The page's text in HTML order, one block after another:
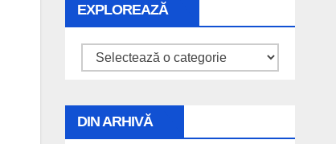
EXPLOREAZĂ
Explorează
DIN ARHIVĂ